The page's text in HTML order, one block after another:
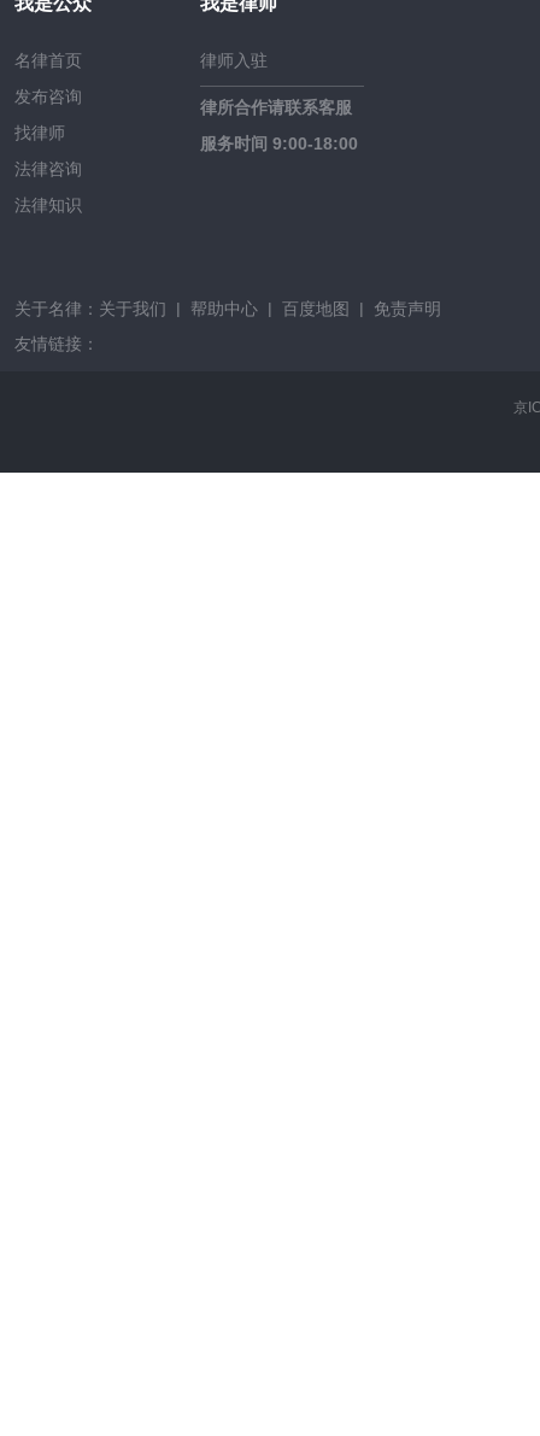
名律首页
发布咨询
找律师
法律咨询
法律知识
律师入驻
律所合作请联系客服
服务时间 9:00-18:00
关于名律： 关于我们 | 帮助中心 | 百度地图 |
免责声明
友情链接：
京